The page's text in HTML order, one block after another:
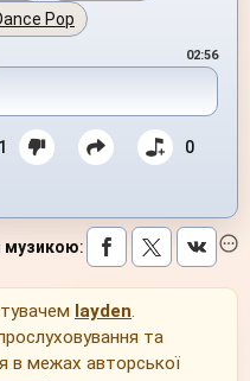
Pop
02:56
1 0
музикою:
layden.
та
в межах авторської